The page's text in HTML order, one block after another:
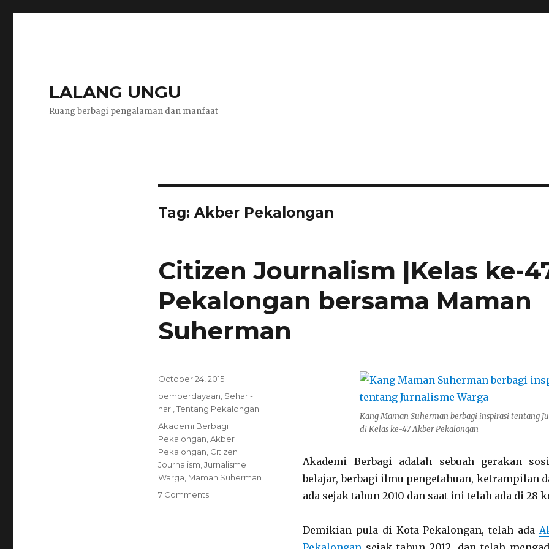
LALANG UNGU
Ruang berbagi pengalaman dan manfaat
Tag: Akber Pekalongan
Citizen Journalism |Kelas ke-
Pekalongan bersama Maman
Suherman
Kang Maman Suherman berbagi inspirasi tentang
di Kelas ke-47 Akber Pekalongan
Akademi Berbagi adalah sebuah gerakan
belajar, berbagi ilmu pengetahuan, ketrampilan
ada sejak tahun 2010 dan saat ini telah ada di 28
Demikian pula di Kota Pekalongan, telah ada
Posted
October 24, 2015
Categories
pemberdayaan Sehari-
hari, Tentang Pekalongan
Tags
Akademi Berbagi
Pekalongan Akber
Pekalongan Citizen
Journalism Jurnalisme
Warga Maman Suherman
7 Commentson